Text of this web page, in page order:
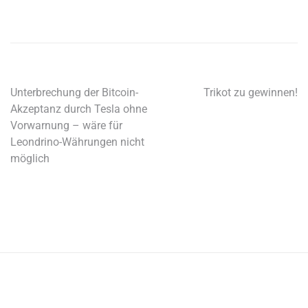
Unterbrechung der Bitcoin-
Akzeptanz durch Tesla ohne
Vorwarnung – wäre für
Leondrino-Währungen nicht
möglich
Trikot zu gewinnen!